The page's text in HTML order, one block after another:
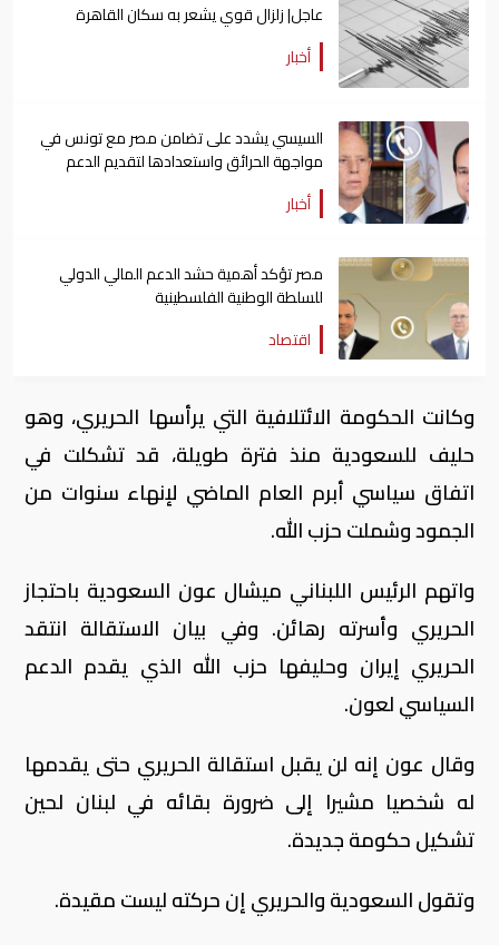
عاجل| زلزال قوي يشعر به سكان القاهرة
أخبار
السيسي يشدد على تضامن مصر مع تونس في
مواجهة الحرائق واستعدادها لتقديم الدعم
أخبار
مصر تؤكد أهمية حشد الدعم المالي الدولي
للسلطة الوطنية الفلسطينية
اقتصاد
وكانت الحكومة الائتلافية التي يرأسها الحريري، وهو
حليف للسعودية منذ فترة طويلة، قد تشكلت في
اتفاق سياسي أبرم العام الماضي لإنهاء سنوات من
الجمود وشملت حزب الله.
واتهم الرئيس اللبناني ميشال عون السعودية باحتجاز
الحريري وأسرته رهائن. وفي بيان الاستقالة انتقد
الحريري إيران وحليفها حزب الله الذي يقدم الدعم
السياسي لعون.
وقال عون إنه لن يقبل استقالة الحريري حتى يقدمها
له شخصيا مشيرا إلى ضرورة بقائه في لبنان لحين
تشكيل حكومة جديدة.
وتقول السعودية والحريري إن حركته ليست مقيدة.